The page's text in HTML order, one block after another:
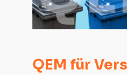
QEM für